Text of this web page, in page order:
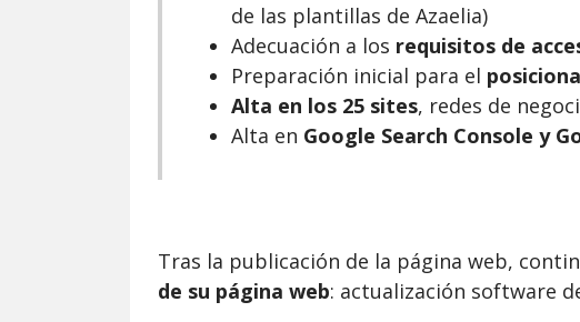
de las plantillas de Azaelia)
Adecuación a los requisitos de
Preparación inicial para el
Alta en los 25 sites, redes de
Alta en Google Search Console y
Tras la publicación de la página web,
de su página web: actualización software